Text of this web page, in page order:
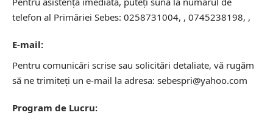
telefon al Primăriei Sebes: 0258731004, , 0745238198, ,
E-mail:
Pentru comunicări scrise sau solicitări detaliate, vă rugăm
să ne trimiteți un e-mail la adresa: sebespri@yahoo.com
Program de Lucru: